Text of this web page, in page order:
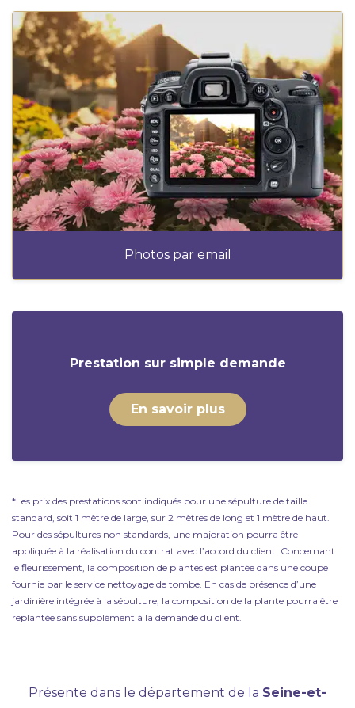
Photos par email
Prestation sur simple demande
En savoir plus
*Les prix des prestations sont indiqués pour une sépulture de taille
standard, soit 1 mètre de large, sur 2 mètres de long et 1 mètre de haut.
Pour des sépultures non standards, une majoration pourra être
appliquée à la réalisation du contrat avec l’accord du client. Concernant
le fleurissement, la composition de plantes est plantée dans une coupe
fournie par le service nettoyage de tombe. En cas de présence d’une
jardinière intégrée à la sépulture, la composition de la plante pourra être
replantée sans supplément à la demande du client.
Présente dans le département de la Seine-et-